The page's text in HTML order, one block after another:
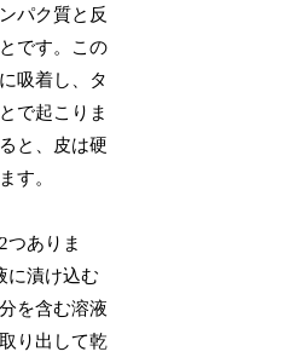
パク質と反
です。この
吸着し、タ
で起こりま
と、皮は硬
す。
つありま
に漬け込む
を含む溶液
り出して乾